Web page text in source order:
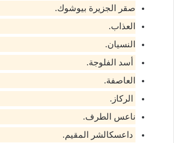
صقر الجزيرة بيوشوك​.
العذاب​.
النسيان​.
أسد الفلوجة​.
العاصفة.
الركاز.
ناعس الطرف​.
داعسك​الشر المقيم​.